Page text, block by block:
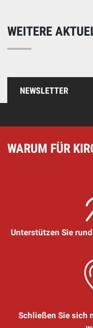
WEITERE
NEWSLETTER
WARUM FÜR
Unterstützen Sie
Schließen Sie sich